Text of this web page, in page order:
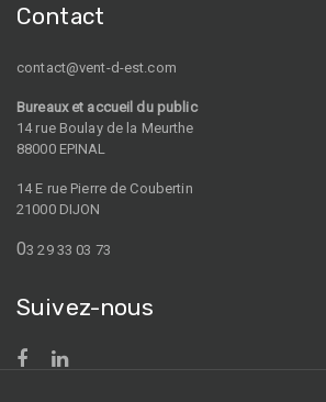
Contact
contact@vent-d-est.com
Bureaux et accueil du public
14 rue Boulay de la Meurthe
88000 EPINAL
14 E rue Pierre de Coubertin
21000 DIJON
03 29 33 03 73
Suivez-nous